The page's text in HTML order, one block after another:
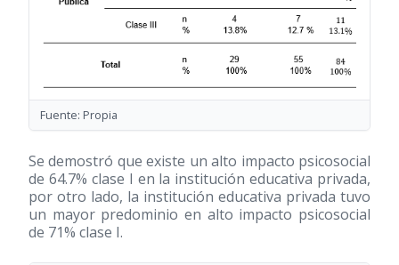
Fuente: Propia
Se demostró que existe un alto impacto psicosocial
de 64.7% clase I en la institución educativa privada,
por otro lado, la institución educativa privada tuvo
un mayor predominio en alto impacto psicosocial
de 71% clase I.